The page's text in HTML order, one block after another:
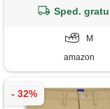
Sped.
M
amazon